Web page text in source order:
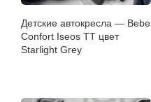
Детские автокресла — Bebe
Confort Iseos TT цвет
Starlight Grey